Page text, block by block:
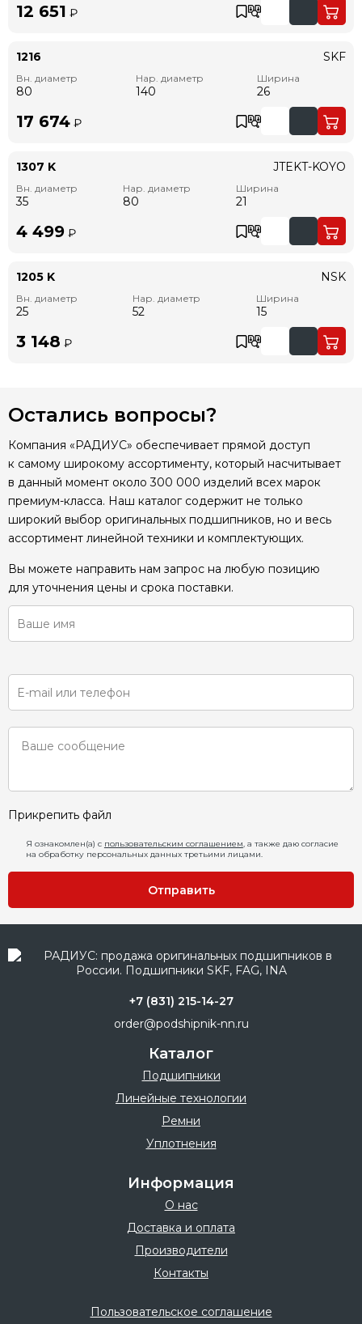
12 651 ₽
1216
Вн. диаметр
80
Нар. диаметр
140
Ширина
26
SKF
17 674 ₽
1307 K
Вн. диаметр
35
Нар. диаметр
80
Ширина
21
JTEKT-KOYO
4 499 ₽
1205 K
Вн. диаметр
25
Нар. диаметр
52
Ширина
15
NSK
3 148 ₽
Остались вопросы?
Компания «РАДИУС» обеспечивает прямой доступ
к самому широкому ассортименту, который насчитывает
в данный момент около 300 000 изделий всех марок
премиум-класса. Наш каталог содержит не только
широкий выбор оригинальных подшипников, но и весь
ассортимент линейной техники и комплектующих.
Вы можете направить нам запрос на любую позицию
для уточнения цены и срока поставки.
Прикрепить файл
Я ознакомлен(а) с пользовательским соглашением, а также даю согласие
на обработку персональных данных третьими лицами.
Отправить
+7 (831) 215-14-27
order@podshipnik-nn.ru
Каталог
Подшипники
Линейные технологии
Ремни
Уплотнения
Информация
О нас
Доставка и оплата
Производители
Контакты
Пользовательское соглашение